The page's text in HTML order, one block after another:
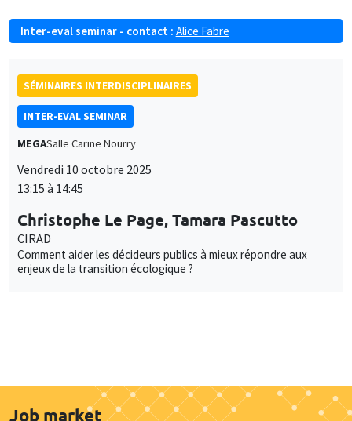
Inter-eval seminar - contact : Alice Fabre
SÉMINAIRES INTERDISCIPLINAIRES
INTER-EVAL SEMINAR
MEGASalle Carine Nourry
Vendredi 10 octobre 2025
13:15 à 14:45
Christophe Le Page, Tamara Pascutto
CIRAD
Comment aider les décideurs publics à mieux répondre aux
enjeux de la transition écologique ?
Job market